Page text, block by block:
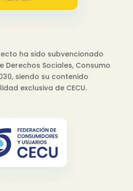
ha sido subvencionado
Derechos Sociales, Consumo
siendo su contenido
exclusiva de CECU.